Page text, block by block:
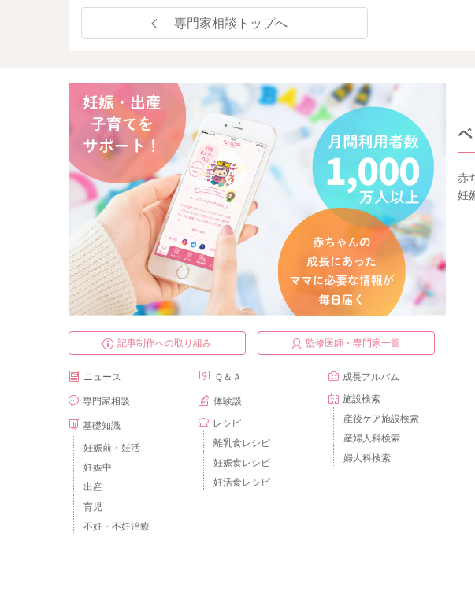
専門家相談トップへ
赤
妊
記事制作への取り組み 監修医師・専門家一覧
ニュース
専門家相談
基礎知識
妊娠前・妊活
妊娠中
出産
育児
不妊・不妊治療
Ｑ＆Ａ
体験談
レシピ
離乳食レシピ
妊娠食レシピ
妊活食レシピ
成長アルバム
施設検索
産後ケア施設検索
産婦人科検索
婦人科検索